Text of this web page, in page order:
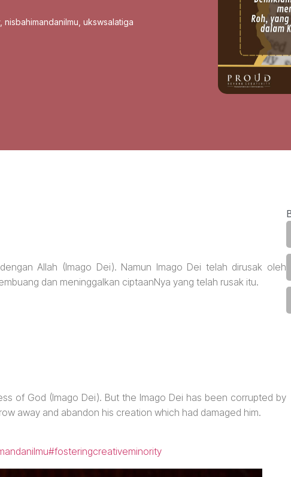
, nisbahimandanilmu ukswsalatiga
Allah (Imago Dei). Namun Imago Dei telah dirusak oleh
dan meninggalkan ciptaanNya yang telah rusak itu.
of God (Imago Dei). But the Imago Dei has been corrupted by
away and abandon his creation which had damaged him.
#fosteringcreativeminority